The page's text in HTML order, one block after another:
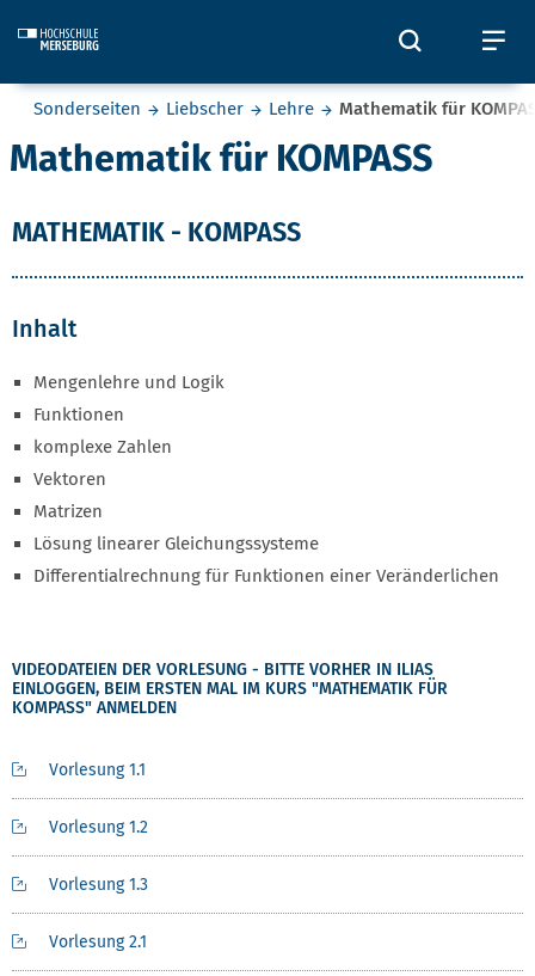
Öffnet
Sie befinden sich hier:
Sonderseiten Liebscher Lehre Mathematik für
Mathematik für KOMPASS
MATHEMATIK - KOMPASS
Inhalt
Mengenlehre und Logik
Funktionen
komplexe Zahlen
Vektoren
Matrizen
Lösung linearer Gleichungssysteme
Differentialrechnung für Funktionen einer Veränderlichen
VIDEODATEIEN DER VORLESUNG - BITTE VORHER IN ILIAS
EINLOGGEN, BEIM ERSTEN MAL IM KURS "MATHEMATIK FÜR
KOMPASS" ANMELDEN
Vorlesung 1.1
Vorlesung 1.2
Vorlesung 1.3
Vorlesung 2.1